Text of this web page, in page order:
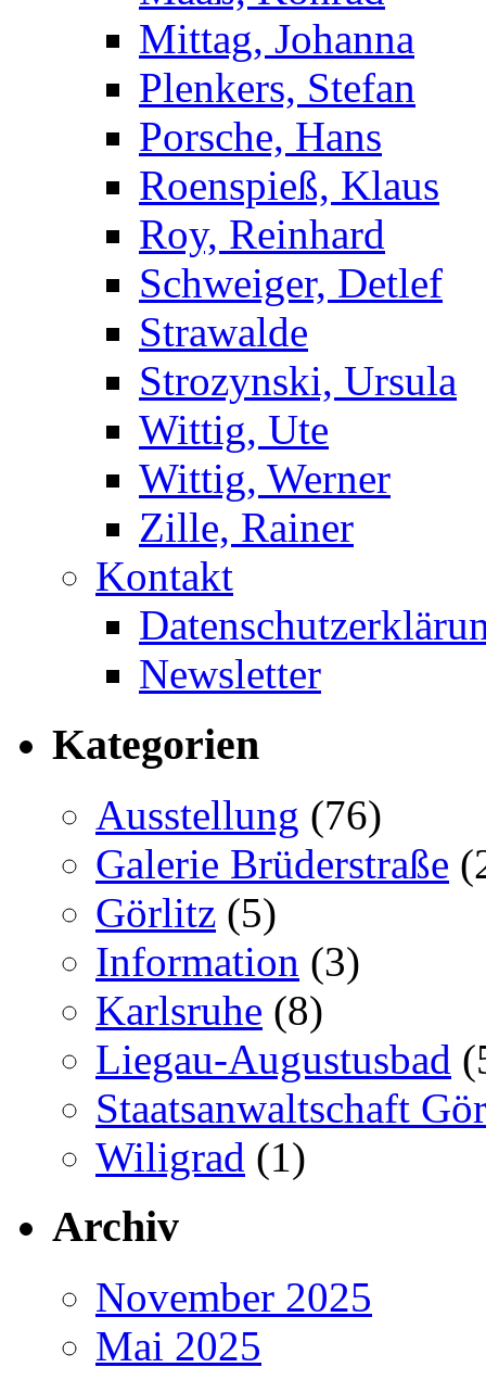
Mittag, Johanna
Plenkers, Stefan
Porsche, Hans
Roenspieß, Klaus
Roy, Reinhard
Schweiger, Detlef
Strawalde
Strozynski, Ursula
Wittig, Ute
Wittig, Werner
Zille, Rainer
Kontakt
Newsletter
Kategorien
Ausstellung (76)
Galerie Brüderstraße
Görlitz (5)
Information (3)
Karlsruhe (8)
Liegau-Augustusbad
Staatsanwaltschaft
Wiligrad (1)
Archiv
November 2025
Mai 2025